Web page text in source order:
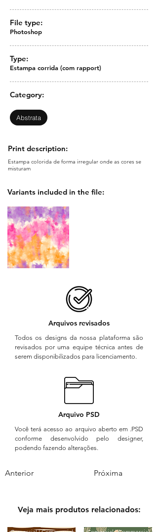
File type:
Photoshop
Type:
Estampa corrida (com rapport)
Category:
Abstrata
Print description:
Estampa colorida de forma irregular onde as cores se
misturam
Variants included in the file:
Arquivos revisados
Todos os designs da nossa plataforma são
revisados por uma equipe técnica antes de
serem disponibilizados para licenciamento.
Arquivo PSD
Você terá acesso ao arquivo aberto em .PSD
conforme desenvolvido pelo designer,
podendo fazendo alterações.
Anterior Próxima
Veja mais produtos relacionados: